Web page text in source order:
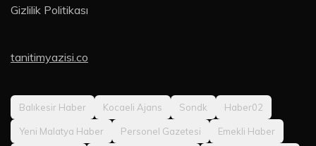
Gizlilik Politikası
tanitimyazisi.co
Balıkesir Haber Kocaeli Ajans Sondk Haber02
Yeni Malatya Haber Personel Gazetesi Emekli Haber